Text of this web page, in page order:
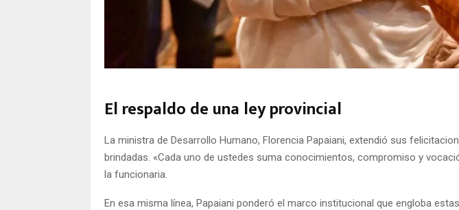
El respaldo de una ley provincial
La ministra de Desarrollo Humano, Florencia Papaiani, extendió sus
brindadas. «Cada uno de ustedes suma conocimientos, compromiso y
la funcionaria.
En esa misma línea, Papaiani ponderó el marco institucional que engloba